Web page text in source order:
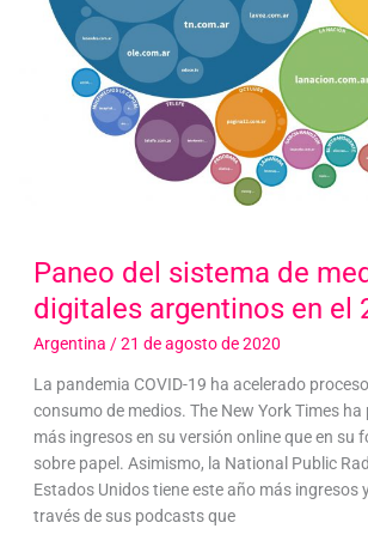
Paneo del sistema de
digitales argentinos en el
Argentina /21 de agosto de 2020
La pandemia COVID-19 ha acelerado
consumo de medios. The New York Times
más ingresos en su versión online que en su
sobre papel. Asimismo, la National Public
Estados Unidos tiene este año más ingresos
través de sus podcasts que